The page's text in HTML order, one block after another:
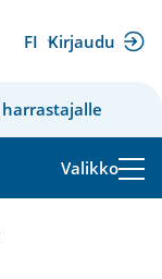
FI Kirjaudu
(ulkoinen
Valikko